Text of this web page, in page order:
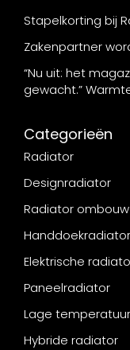
Stapelkorting bij
Zakenpartner
“Nu uit: het
gewacht.”
Categorieën
Radiator
Designradiator
Radiator ombouw
Handdoekradiator
Elektrische
Paneelradiator
Lage
Hybride radiator